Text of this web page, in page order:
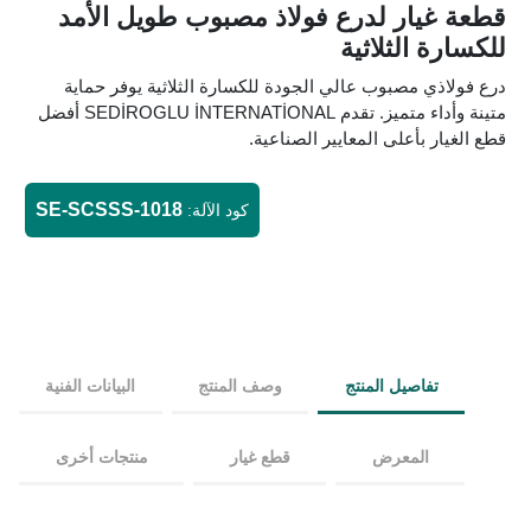
قطعة غيار لدرع فولاذ مصبوب طويل الأمد
للكسارة الثلاثية
درع فولاذي مصبوب عالي الجودة للكسارة الثلاثية يوفر حماية
متينة وأداء متميز. تقدم SEDİROGLU İNTERNATİONAL أفضل
قطع الغيار بأعلى المعايير الصناعية.
كود الآلة: SE-SCSSS-1018
تفاصيل المنتج وصف المنتج البيانات الفنية
المعرض قطع غيار منتجات أخرى